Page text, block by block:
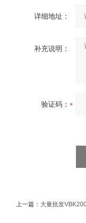
详细地址：
补充说明：
验证码：
上一篇： 大量批发